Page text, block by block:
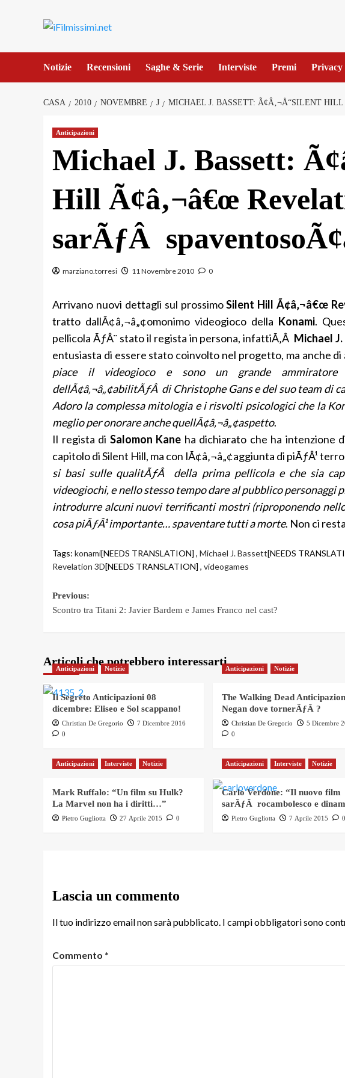
Notizie Recensioni Saghe & Serie Interviste Premi Privacy
CASA 2010 NOVEMBRE J MICHAEL J. BASSETT: Ã¢Â‚¬Å“SILENT
Anticipazioni
Michael J. Bassett:
Hill Ã¢â‚¬â€œ
sarÃƒÂ
marziano.torresi 11 Novembre 2010 0
Arrivano nuovi dettagli sul prossimoSilent Hill Ã¢â‚¬â€œ
tratto dallÃ¢â‚¬â„¢omonimo videogioco della Konami.
pellicola ÃƒÂ¨ stato il regista in persona, infattiÃ‚Â Michael
entusiasta di essere stato coinvolto nel progetto, ma anche
piace il videogioco e sono un grande ammiratore
dellÃ¢â‚¬â„¢abilitÃƒÂ di Christophe Gans e del suo team di
Adoro la complessa mitologia e i risvolti psicologici che la
meglio per onorare anche quellÃ¢â‚¬â„¢aspetto.
Il regista di Salomon Kane ha dichiarato che ha intenzione
capitolo di Silent Hill, ma con lÃ¢â‚¬â„¢aggiunta di piÃƒÂ¹
si basi sulle qualitÃƒÂ della prima pellicola e che sia
videogiochi, e nello stesso tempo dare al pubblico personaggi
introdurre alcuni nuovi terrificanti mostri (riproponendo
cosa piÃƒÂ¹ importante… spaventare tutti a morte. Non ci
Tags: konami[NEEDS TRANSLATION] , Michael J. Bassett[NEEDS
Revelation 3D[NEEDS TRANSLATION] , videogames
Post
Previous:
Scontro tra Titani 2: Javier Bardem e James Franco nel cast?
Articoli che potrebbero interessarti
Anticipazioni Notizie
Il Segreto Anticipazioni 08
dicembre: Eliseo e Sol scappano!
Christian De Gregorio
7 Dicembre 2016
0
Anticipazioni Notizie
The Walking Dead
Negan dove tornerÃƒÂ ?
Christian De Gregorio
5 Dicembre
0
Anticipazioni Interviste Notizie
Mark Ruffalo: “Un film su Hulk?
La Marvel non ha i diritti…”
Pietro Gugliotta 27 Aprile 2015 0
Anticipazioni Interviste Notizie
Carlo Verdone: “Il nuovo film
sarÃƒÂ rocambolesco e
Pietro Gugliotta 7 Aprile 2015 0
Lascia un commento
Il tuo indirizzo email non sarà pubblicato. I campi obbligatori sono
Commento *